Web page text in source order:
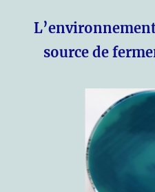
source de